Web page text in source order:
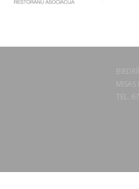
TEL.